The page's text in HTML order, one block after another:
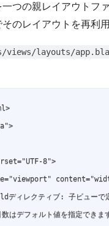
つの親レイアウトフ
のレイアウトを再利用
views/layouts/
8">
ィレクティブ: 子ビューで
はデフォルト値を指定できま